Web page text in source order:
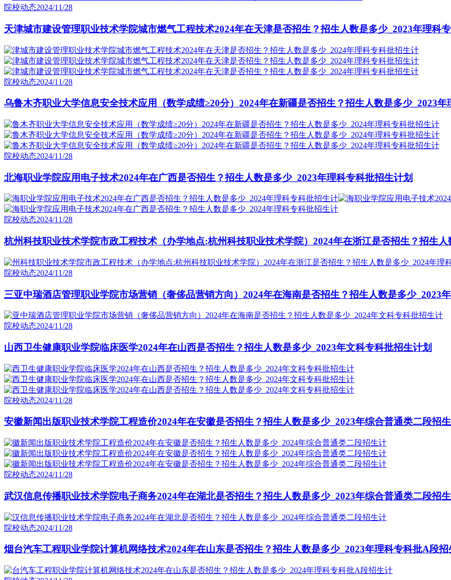
院校动态2024/11/28
天津城市建设管理职业技术学院城市燃气工程技术2024年在天津是否招生？招生人数是多少_2023年理科
院校动态2024/11/28
乌鲁木齐职业大学信息安全技术应用（数学成绩≥20分）2024年在新疆是否招生？招生人数是多少_2023
院校动态2024/11/28
北海职业学院应用电子技术2024年在广西是否招生？招生人数是多少_2023年理科专科批招生计划
院校动态2024/11/28
杭州科技职业技术学院市政工程技术（办学地点:杭州科技职业技术学院）2024年在浙江是否招生？招生
院校动态2024/11/28
三亚中瑞酒店管理职业学院市场营销（奢侈品营销方向）2024年在海南是否招生？招生人数是多少_2023
院校动态2024/11/28
山西卫生健康职业学院临床医学2024年在山西是否招生？招生人数是多少_2023年文科专科批招生计划
院校动态2024/11/28
安徽新闻出版职业技术学院工程造价2024年在安徽是否招生？招生人数是多少_2023年综合普通类二段招
院校动态2024/11/28
武汉信息传播职业技术学院电子商务2024年在湖北是否招生？招生人数是多少_2023年综合普通类二段招
院校动态2024/11/28
烟台汽车工程职业学院计算机网络技术2024年在山东是否招生？招生人数是多少_2023年理科专科批A段招